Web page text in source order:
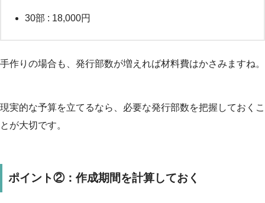
30部 : 18,000円
手作りの場合も、発行部数が増えれば材料費はかさみますね。
現実的な予算を立てるなら、必要な発行部数を把握しておくこ
とが大切です。
ポイント②：作成期間を計算しておく